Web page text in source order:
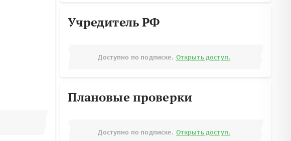
Учредитель РФ
Доступно по подписке. Открыть доступ.
Плановые проверки
Доступно по подписке. Открыть доступ.